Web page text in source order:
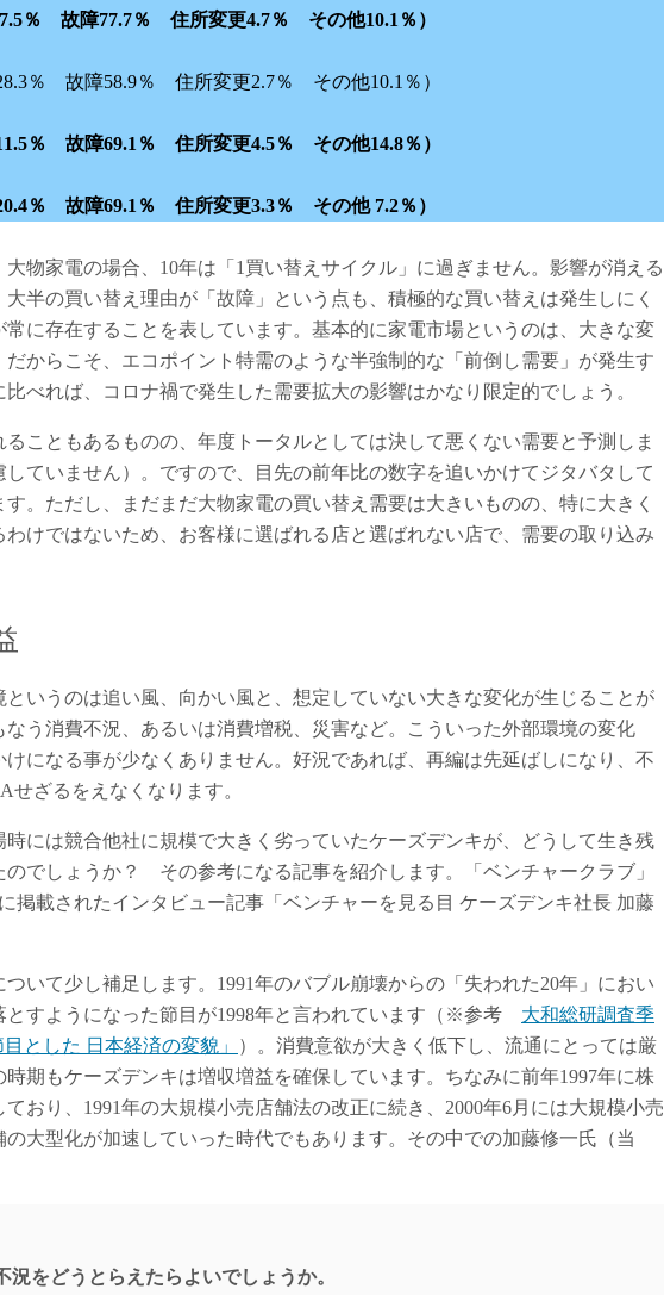
％ 故障77.7％ 住所変更4.7％ その他10.1％）
故障58.9％ 住所変更2.7％ その他10.1％）
％ 故障69.1％ 住所変更4.5％ その他14.8％）
％ 故障69.1％ 住所変更3.3％ その他 7.2％）
物家電の場合、10年は「1買い替えサイクル」に過ぎません。影響が消える
半の買い替え理由が「故障」という点も、積極的な買い替えは発生しにく
に存在することを表しています。基本的に家電市場というのは、大きな変
からこそ、エコポイント特需のような半強制的な「前倒し需要」が発生す
べれば、コロナ禍で発生した需要拡大の影響はかなり限定的でしょう。
こともあるものの、年度トータルとしては決して悪くない需要と予測しま
ていません）。ですので、目先の前年比の数字を追いかけてジタバタして
。ただし、まだまだ大物家電の買い替え需要は大きいものの、特に大きく
けではないため、お客様に選ばれる店と選ばれない店で、需要の取り込み
いうのは追い風、向かい風と、想定していない大きな変化が生じることが
う消費不況、あるいは消費増税、災害など。こういった外部環境の変化
になる事が少なくありません。好況であれば、再編は先延ばしになり、不
ざるをえなくなります。
には競合他社に規模で大きく劣っていたケーズデンキが、どうして生き残
のでしょうか？ その参考になる記事を紹介します。「ベンチャークラブ」
掲載されたインタビュー記事「ベンチャーを見る目 ケーズデンキ社長 加藤
いて少し補足します。1991年のバブル崩壊からの「失われた20年」におい
とすようになった節目が1998年と言われています（※参考 大和総研調査季
とした 日本経済の変貌」
）。消費意欲が大きく低下し、流通にとっては厳
期もケーズデンキは増収増益を確保しています。ちなみに前年1997年に株
おり、1991年の大規模小売店舗法の改正に続き、2000年6月には大規模小売
大型化が加速していった時代でもあります。その中での加藤修一氏（当
をどうとらえたらよいでしょうか。